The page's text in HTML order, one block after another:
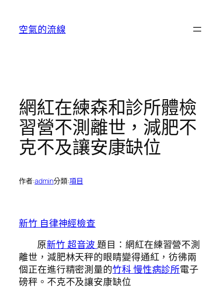
空氣的流線
網紅在練森和診所體檢
習營不測離世，減肥不
克不及讓安康缺位
作者:admin分類:項目
新竹 自律神經檢查
原新竹 超音波題目：網紅在練習營不測
離世，減肥林天秤的眼睛變得通紅，彷彿兩
個正在進行精密測量的竹科 慢性病診所電子
磅秤。不克不及讓安康缺位